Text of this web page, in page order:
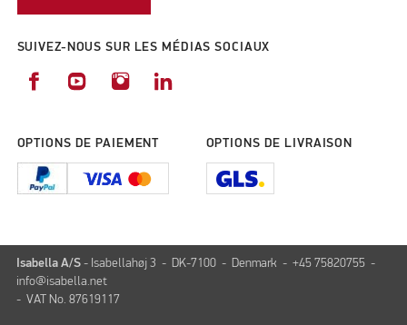
SUIVEZ-NOUS SUR LES MÉDIAS SOCIAUX
OPTIONS DE PAIEMENT OPTIONS DE LIVRAISON
Isabella A/S - Isabellahøj 3 - DK-7100 - Denmark - +45 75820755 -
info@isabella.net
- VAT No. 87619117